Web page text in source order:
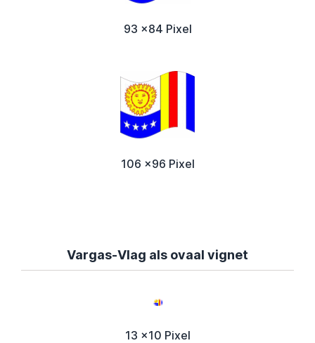
93 x84 Pixel
106 x96 Pixel
Vargas-Vlag als ovaal vignet
13 x10 Pixel